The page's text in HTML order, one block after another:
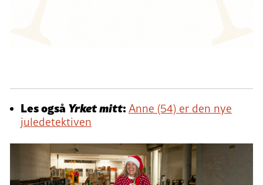
Les også Yrket mitt:Anne (54) er den nye
juledetektiven